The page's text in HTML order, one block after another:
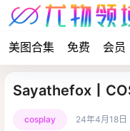
美图合集 免费 会员
Sayathefox丨
cosplay 24年4月18日